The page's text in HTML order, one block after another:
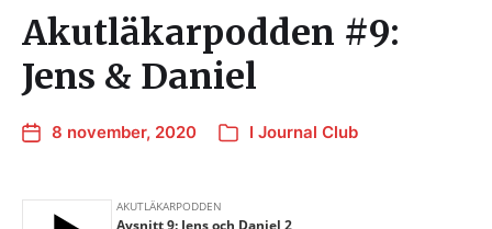
Akutläkarpodden #9:
Jens & Daniel
8 november, 2020 I Journal Club